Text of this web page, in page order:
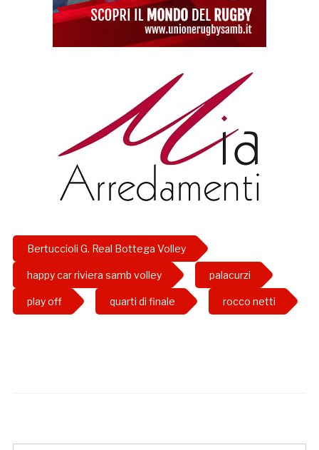
Bertuccioli G. Real Bottega Volley
happy car riviera samb volley palacurzi
play off quarti di finale rocco netti